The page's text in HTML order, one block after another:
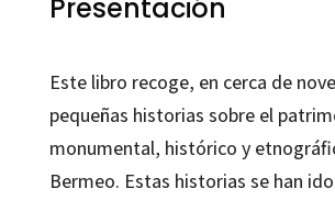
Presentación
Este libro recoge, en cerca de
pequeñas historias sobre el
monumental, histórico y
Bermeo. Estas historias se han